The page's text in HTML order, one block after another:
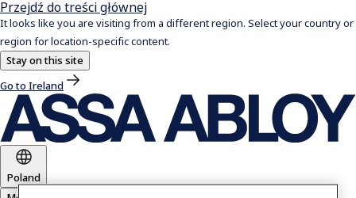
Przejdź do treści głównej
It looks like you are visiting from a different region. Select your country or
region for location-specific content.
Stay on this site
Go to Ireland
Poland